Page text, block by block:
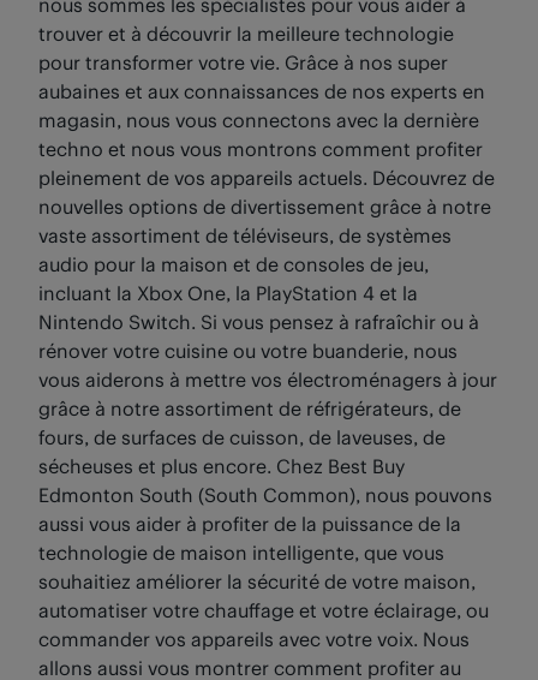
trouver et à découvrir la meilleure technologie
pour transformer votre vie. Grâce à nos super
aubaines et aux connaissances de nos experts en
magasin, nous vous connectons avec la dernière
techno et nous vous montrons comment profiter
pleinement de vos appareils actuels. Découvrez de
nouvelles options de divertissement grâce à notre
vaste assortiment de téléviseurs, de systèmes
audio pour la maison et de consoles de jeu,
incluant la Xbox One, la PlayStation 4 et la
Nintendo Switch. Si vous pensez à rafraîchir ou à
rénover votre cuisine ou votre buanderie, nous
vous aiderons à mettre vos électroménagers à jour
grâce à notre assortiment de réfrigérateurs, de
fours, de surfaces de cuisson, de laveuses, de
sécheuses et plus encore. Chez Best Buy
Edmonton South (South Common), nous pouvons
aussi vous aider à profiter de la puissance de la
technologie de maison intelligente, que vous
souhaitiez améliorer la sécurité de votre maison,
automatiser votre chauffage et votre éclairage, ou
commander vos appareils avec votre voix. Nous
allons aussi vous montrer comment profiter au